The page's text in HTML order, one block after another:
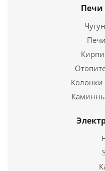
Печь для бани на
Печи